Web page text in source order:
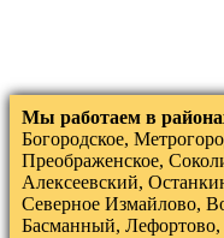
Мы работаем в
Богородское,
Преображенское,
Алексеевский,
Северное Измайлово,
Басманный, Лефортово,